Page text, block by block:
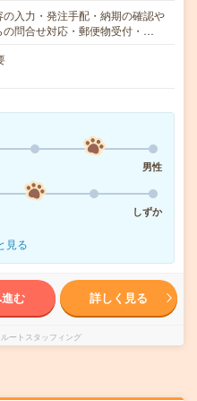
の入力・発注手配・納期の確認や
の問合せ対応・郵便物受付・…
男性
しずか
見る
む 詳しく見る
ートスタッフィング